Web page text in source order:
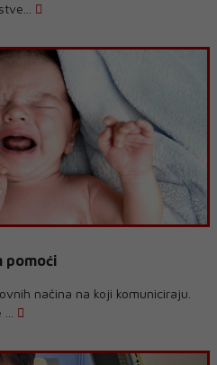
pomoći
načina na koji komuniciraju.